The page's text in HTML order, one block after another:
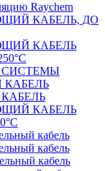
Raychem
КАБЕЛЬ, ДО
КАБЕЛЬ
КАБЕЛЬ
кабель
кабель
кабель